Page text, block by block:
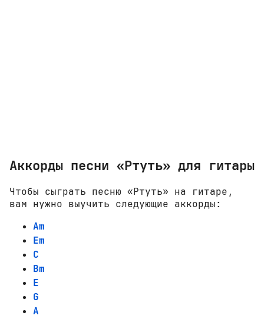
Аккорды песни «Ртуть» для гитары
Чтобы сыграть песню «Ртуть» на гитаре,
вам нужно выучить следующие аккорды:
Am
Em
C
Bm
E
G
A